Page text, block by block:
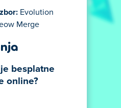
Evolution
Merge
besplatne
online?